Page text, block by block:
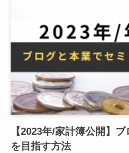
【2023年/家計簿公開】
を目指す方法